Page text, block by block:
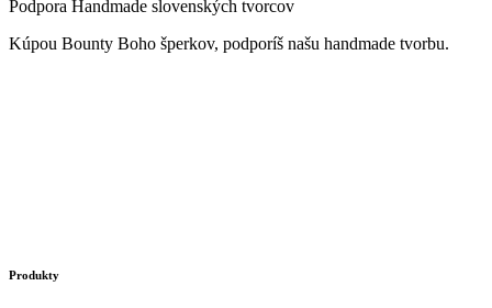
Podpora Handmade slovenských tvorcov
Kúpou Bounty Boho šperkov, podporíš našu handmade tvorbu.
Produkty